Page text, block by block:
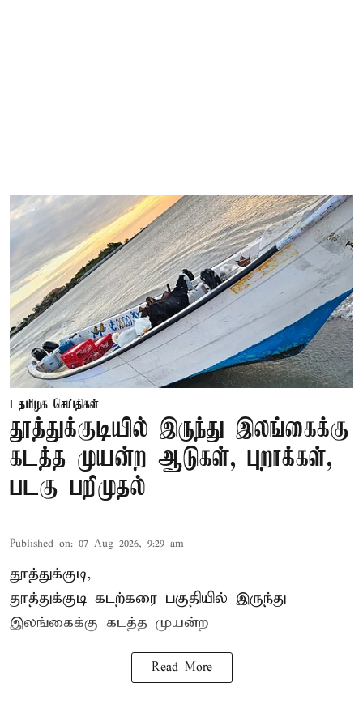
தமிழக செய்திகள்
தூத்துக்குடியில் இருந்து இலங்கைக்கு
கடத்த முயன்ற ஆடுகள், புறாக்கள்,
படகு பறிமுதல்
Published on: 07 Aug 2026, 9:29 am
தூத்துக்குடி,
தூத்துக்குடி கடற்கரை பகுதியில் இருந்து
இலங்கைக்கு கடத்த முயன்ற
Read More